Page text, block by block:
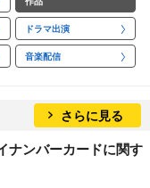
ドラマ出演
音楽配信
さらに見る
ナンバーカードに関す